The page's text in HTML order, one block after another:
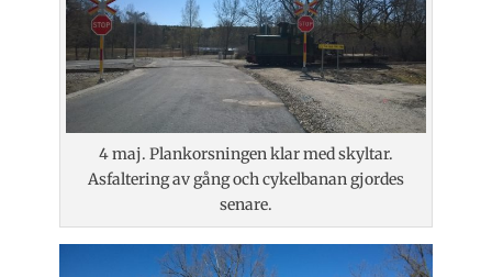
4 maj. Plankorsningen klar med skyltar.
Asfaltering av gång och cykelbanan gjordes
senare.